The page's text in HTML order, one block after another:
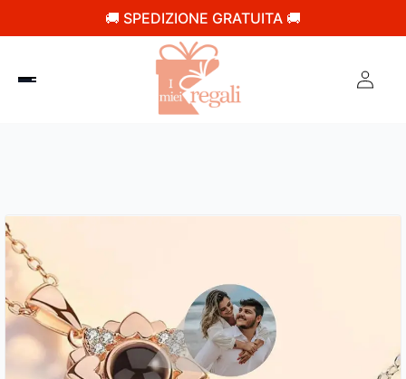
🚚 SPEDIZIONE GRATUITA 🚚